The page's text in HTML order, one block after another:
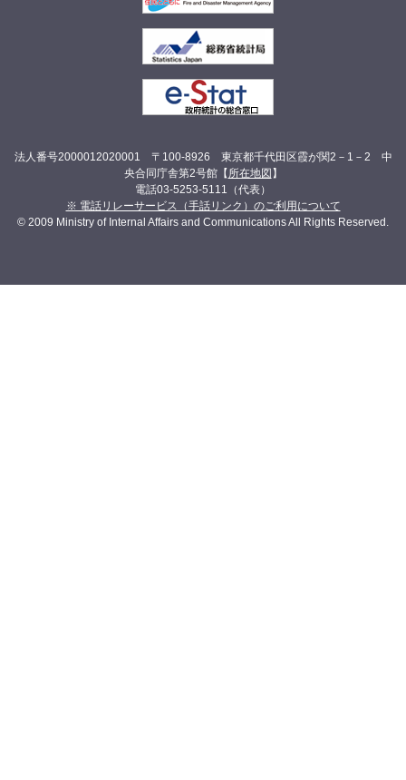
法人番号2000012020001 〒100-8926 東京都千代田区霞が関2－1－2 中
央合同庁舎第2号館【 所在地図 】
電話03-5253-5111（代表）
※ 電話リレーサービス（手話リンク）のご利用について
© 2009 Ministry of Internal Affairs and Communications All Rights Reserved.